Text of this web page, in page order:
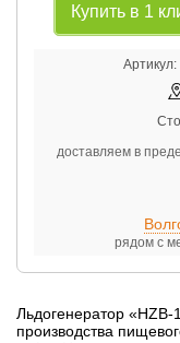
Купить в 1
Артикул:
доставляем в
рядом с
Льдогенератор
производства